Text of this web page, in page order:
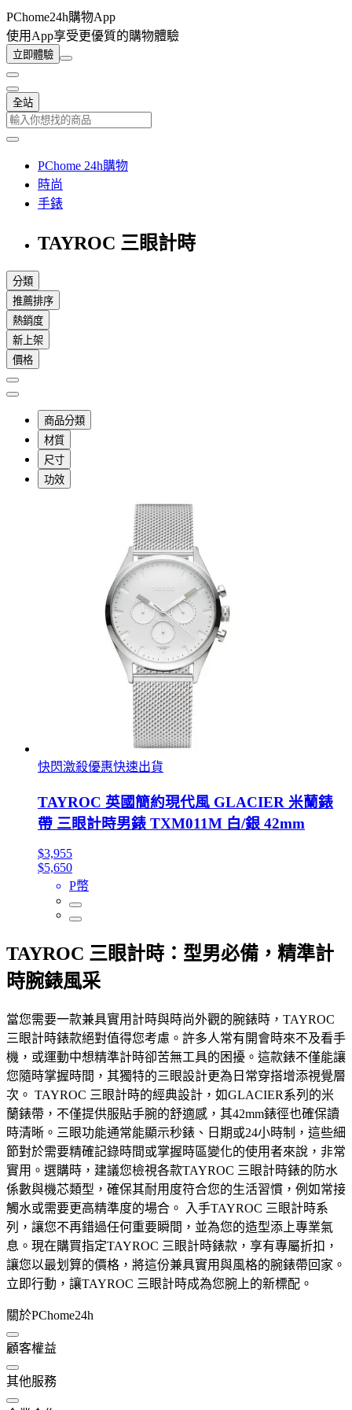
PChome24h購物App
使用App享受更優質的購物體驗
立即體驗
全站
PChome 24h購物
時尚
手錶
TAYROC 三眼計時
分類
推薦排序
熱銷度
新上架
價格
商品分類
材質
尺寸
功效
快閃激殺優惠快速出貨
TAYROC 英國簡約現代風 GLACIER 米蘭錶
帶 三眼計時男錶 TXM011M 白/銀 42mm
$3,955
$5,650
P幣
TAYROC 三眼計時：型男必備，精準計
時腕錶風采
當您需要一款兼具實用計時與時尚外觀的腕錶時，TAYROC
三眼計時錶款絕對值得您考慮。許多人常有開會時來不及看手
機，或運動中想精準計時卻苦無工具的困擾。這款錶不僅能讓
您隨時掌握時間，其獨特的三眼設計更為日常穿搭增添視覺層
次。 TAYROC 三眼計時的經典設計，如GLACIER系列的米
蘭錶帶，不僅提供服貼手腕的舒適感，其42mm錶徑也確保讀
時清晰。三眼功能通常能顯示秒錶、日期或24小時制，這些細
節對於需要精確記錄時間或掌握時區變化的使用者來說，非常
實用。選購時，建議您檢視各款TAYROC 三眼計時錶的防水
係數與機芯類型，確保其耐用度符合您的生活習慣，例如常接
觸水或需要更高精準度的場合。 入手TAYROC 三眼計時系
列，讓您不再錯過任何重要瞬間，並為您的造型添上專業氣
息。現在購買指定TAYROC 三眼計時錶款，享有專屬折扣，
讓您以最划算的價格，將這份兼具實用與風格的腕錶帶回家。
立即行動，讓TAYROC 三眼計時成為您腕上的新標配。
關於PChome24h
顧客權益
其他服務